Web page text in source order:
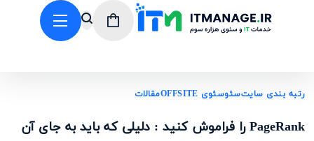
رتبه بندی سایتسئوسئوی OFFSITE مقالات
PageRank را فراموش کنید : دلیلی که باید به جای آن